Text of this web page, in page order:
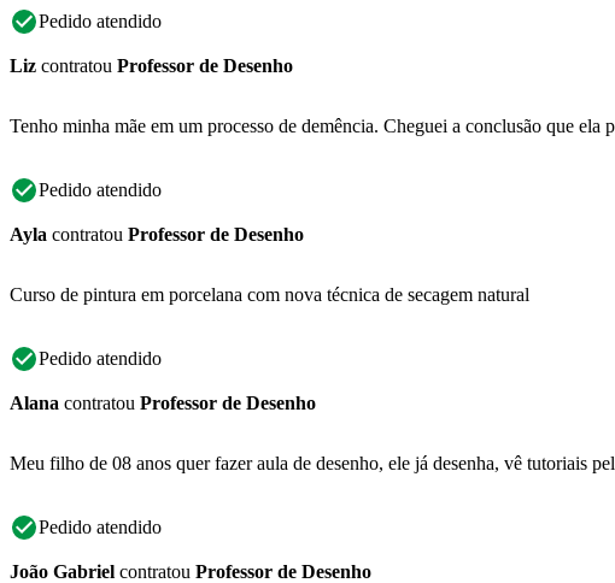
Pedido atendido
Liz contratou Professor de Desenho
Tenho minha mãe em um processo de demência. Cheguei a conclusão que
Pedido atendido
Ayla contratou Professor de Desenho
Curso de pintura em porcelana com nova técnica de secagem natural
Pedido atendido
Alana contratou Professor de Desenho
Meu filho de 08 anos quer fazer aula de desenho, ele já desenha, vê tutoriais
Pedido atendido
João Gabriel contratou Professor de Desenho